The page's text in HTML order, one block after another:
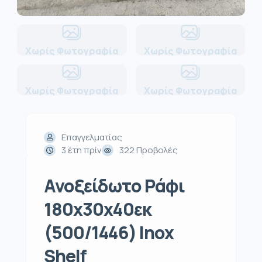
Χωρίς Φωτογραφία Χωρίς Φωτογραφία
Χωρίς Φωτογραφία Χωρίς Φωτογραφία
Επαγγελματίας
3 έτη πρίν
322 Προβολές
Ανοξείδωτο Ράφι
180x30x40εκ
(500/1446) Inox
Shelf